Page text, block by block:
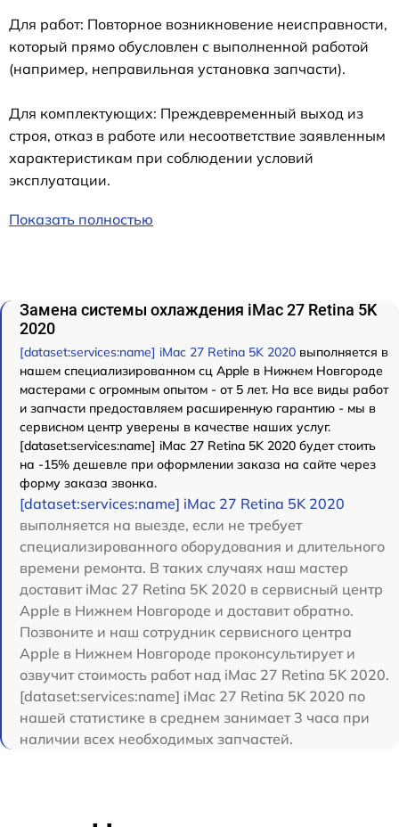
Для работ: Повторное возникновение неисправности,
который прямо обусловлен с выполненной работой
(например, неправильная установка запчасти).
Для комплектующих: Преждевременный выход из
строя, отказ в работе или несоответствие заявленным
характеристикам при соблюдении условий
эксплуатации.
Показать полностью
Замена системы охлаждения iMac 27 Retina 5K
2020
[dataset:services:name] iMac 27 Retina 5K 2020 выполняется в
нашем специализированном сц Apple в Нижнем Новгороде
мастерами с огромным опытом - от 5 лет. На все виды работ
и запчасти предоставляем расширенную гарантию - мы в
сервисном центр уверены в качестве наших услуг.
[dataset:services:name] iMac 27 Retina 5K 2020 будет стоить
на -15% дешевле при оформлении заказа на сайте через
форму заказа звонка.
[dataset:services:name] iMac 27 Retina 5K 2020
выполняется на выезде, если не требует
специализированного оборудования и длительного
времени ремонта. В таких случаях наш мастер
доставит iMac 27 Retina 5K 2020 в сервисный центр
Apple в Нижнем Новгороде и доставит обратно.
Позвоните и наш сотрудник сервисного центра
Apple в Нижнем Новгороде проконсультирует и
озвучит стоимость работ над iMac 27 Retina 5K 2020.
[dataset:services:name] iMac 27 Retina 5K 2020 по
нашей статистике в среднем занимает 3 часа при
наличии всех необходимых запчастей.